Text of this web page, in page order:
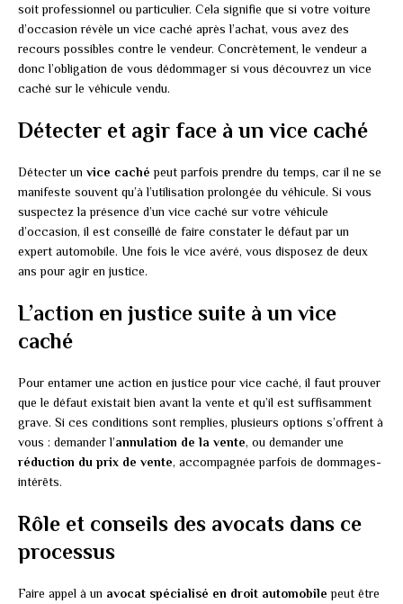
soit professionnel ou particulier. Cela signifie que si votre voiture
d’occasion révèle un vice caché après l’achat, vous avez des
recours possibles contre le vendeur. Concrètement, le vendeur a
donc l’obligation de vous dédommager si vous découvrez un vice
caché sur le véhicule vendu.
Détecter et agir face à un vice caché
Détecter un vice caché peut parfois prendre du temps, car il ne se
manifeste souvent qu’à l’utilisation prolongée du véhicule. Si vous
suspectez la présence d’un vice caché sur votre véhicule
d’occasion, il est conseillé de faire constater le défaut par un
expert automobile. Une fois le vice avéré, vous disposez de deux
ans pour agir en justice.
L’action en justice suite à un vice
caché
Pour entamer une action en justice pour vice caché, il faut prouver
que le défaut existait bien avant la vente et qu’il est suffisamment
grave. Si ces conditions sont remplies, plusieurs options s’offrent à
vous : demander l’annulation de la vente, ou demander une
réduction du prix de vente, accompagnée parfois de dommages-
intérêts.
Rôle et conseils des avocats dans ce
processus
Faire appel à un avocat spécialisé en droit automobile peut être